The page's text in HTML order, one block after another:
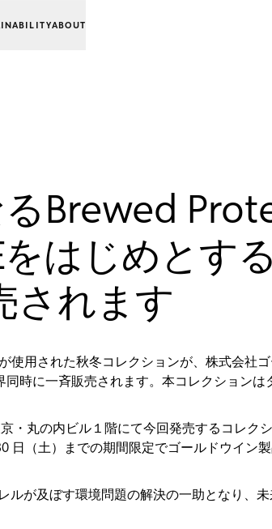
ABOUT
Brewed
をはじめとす
されます
使用された秋冬コレクションが、株式会
時に一斉販売されます。本コレクション
・丸の内ビル１階にて今回発売するコレク
日（土）までの期間限定でゴールドウイ
が及ぼす環境問題の解決の一助となり、